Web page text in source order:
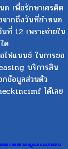
เพื่อรักษาเครดิต
ากถึงวันที่กำหนด
ที่ 12 เพราะจ่ายใน
ด
ฟแนนช์ ในการขอ
บริการสิน
ข้อมูลส่วนตัว
ได้เลย